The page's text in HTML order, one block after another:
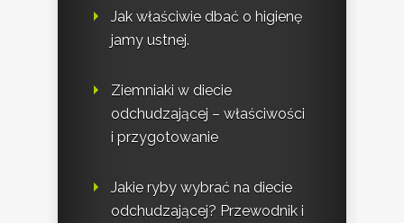
Jak właściwie dbać o higienę
jamy ustnej.
Ziemniaki w diecie
odchudzającej – właściwości
i przygotowanie
Jakie ryby wybrać na diecie
odchudzającej? Przewodnik i